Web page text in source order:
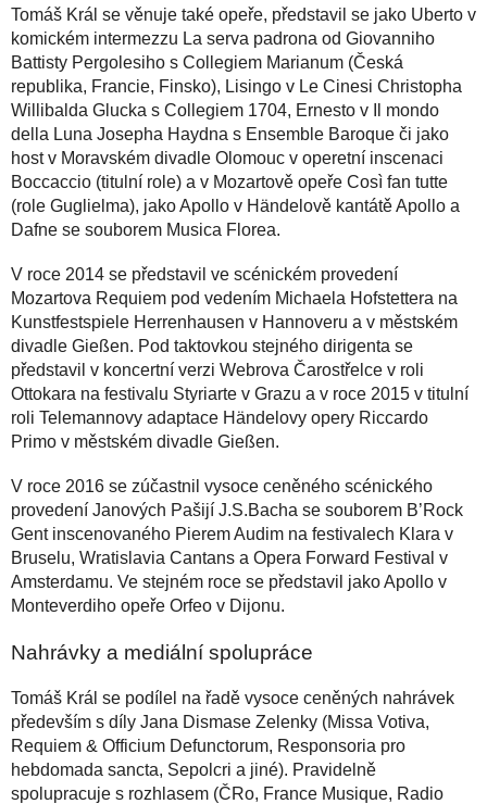
Tomáš Král se věnuje také opeře, představil se jako Uberto v
komickém intermezzu La serva padrona od Giovanniho
Battisty Pergolesiho s Collegiem Marianum (Česká
republika, Francie, Finsko), Lisingo v Le Cinesi Christopha
Willibalda Glucka s Collegiem 1704, Ernesto v Il mondo
della Luna Josepha Haydna s Ensemble Baroque či jako
host v Moravském divadle Olomouc v operetní inscenaci
Boccaccio (titulní role) a v Mozartově opeře Così fan tutte
(role Guglielma), jako Apollo v Händelově kantátě Apollo a
Dafne se souborem Musica Florea.
V roce 2014 se představil ve scénickém provedení
Mozartova Requiem pod vedením Michaela Hofstettera na
Kunstfestspiele Herrenhausen v Hannoveru a v městském
divadle Gießen. Pod taktovkou stejného dirigenta se
představil v koncertní verzi Webrova Čarostřelce v roli
Ottokara na festivalu Styriarte v Grazu a v roce 2015 v titulní
roli Telemannovy adaptace Händelovy opery Riccardo
Primo v městském divadle Gießen.
V roce 2016 se zúčastnil vysoce ceněného scénického
provedení Janových Pašijí J.S.Bacha se souborem B’Rock
Gent inscenovaného Pierem Audim na festivalech Klara v
Bruselu, Wratislavia Cantans a Opera Forward Festival v
Amsterdamu. Ve stejném roce se představil jako Apollo v
Monteverdiho opeře Orfeo v Dijonu.
Nahrávky a mediální spolupráce
Tomáš Král se podílel na řadě vysoce ceněných nahrávek
především s díly Jana Dismase Zelenky (Missa Votiva,
Requiem & Officium Defunctorum, Responsoria pro
hebdomada sancta, Sepolcri a jiné). Pravidelně
spolupracuje s rozhlasem (ČRo, France Musique, Radio